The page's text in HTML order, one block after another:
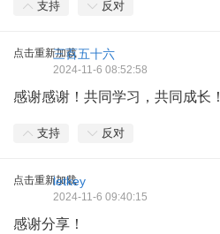
支持 反对
点击重新加载三百五十六
2024-11-6 08:52:58
感谢感谢！共同学习，共同成长！
支持 反对
点击重新加载
letkey
2024-11-6 09:40:15
感谢分享！